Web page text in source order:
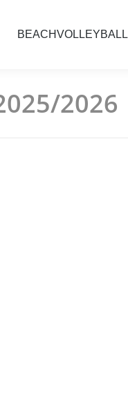
BEACHVOLLEYBALL
2026